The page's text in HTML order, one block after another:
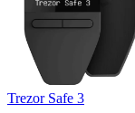
Trezor Safe 3